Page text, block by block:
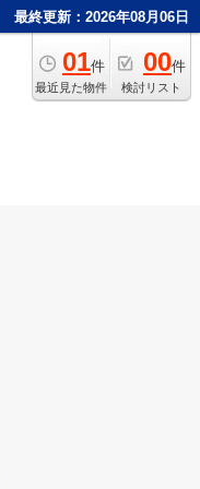
最終更新：2026年08月06日
01件
最近見た物件
00件
検討リスト